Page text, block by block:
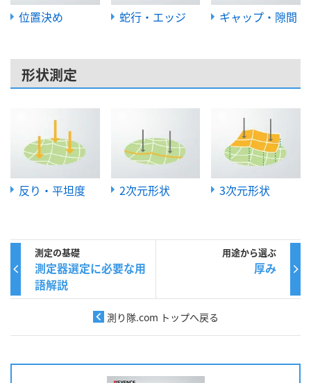
位置決め 蛇行・エッジ ギャップ・隙間
形状測定
反り・平坦度 2次元形状 3次元形状
測定の基礎
測定器選定に必要な用
語解説
用途から選ぶ
厚み
測り隊.com トップへ戻る